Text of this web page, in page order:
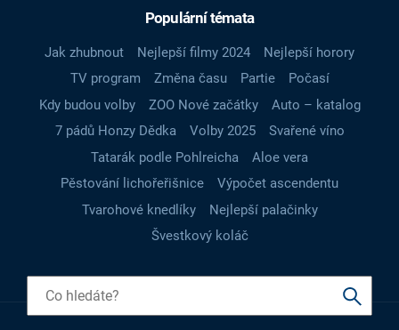
Populární témata
Jak zhubnout Nejlepší filmy 2024
Nejlepší horory
TV program
Změna času Partie
Počasí
Kdy budou volby
ZOO Nové začátky
Auto – katalog
7 pádů Honzy Dědka
Volby 2025
Svařené víno
Tatarák podle Pohlreicha
Aloe vera
Pěstování lichořeřišnice
Výpočet ascendentu
Tvarohové knedlíky
Nejlepší palačinky
Švestkový koláč